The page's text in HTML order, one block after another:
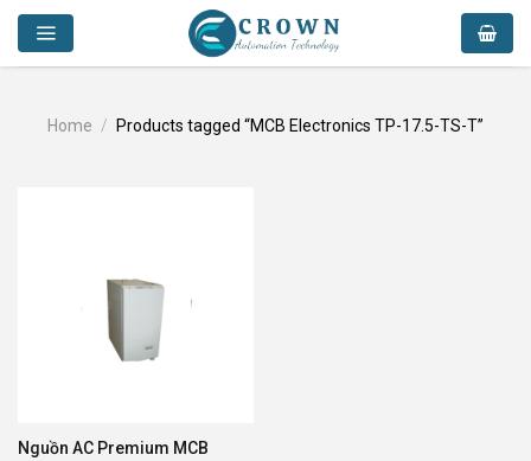
Skip
content
Home / Products tagged “MCB Electronics TP-17.5-TS-T”
Nguồn AC Premium MCB